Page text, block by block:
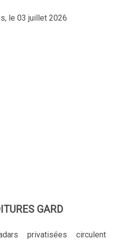
le 03 juillet 2026
GARD
privatisées circulent